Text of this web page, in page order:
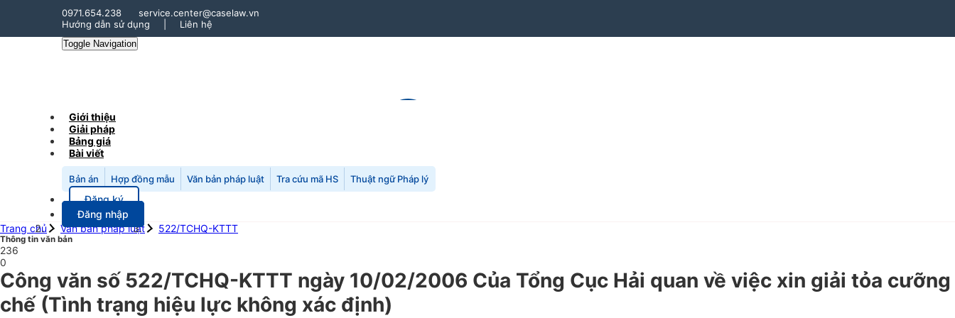
0971.654.238
service.center@caselaw.vn
Hướng dẫn sử dụng
Liên hệ
Toggle Navigation
Giới thiệu
Giải pháp
Bảng giá
Bài viết
Bản án Hợp đồng mẫu Văn bản pháp luật Tra cứu mã HS Thuật ngữ Pháp lý
Đăng ký
Đăng nhập
Trang chủ
Văn bản pháp luật 522/TCHQ-KTTT
Thông tin văn bản
236
0
Công văn số 522/TCHQ-KTTT ngày 10/02/2006 Của Tổng Cục Hải quan về việc xin giải tỏa cưỡng
chế (Tình trạng hiệu lực không xác định)